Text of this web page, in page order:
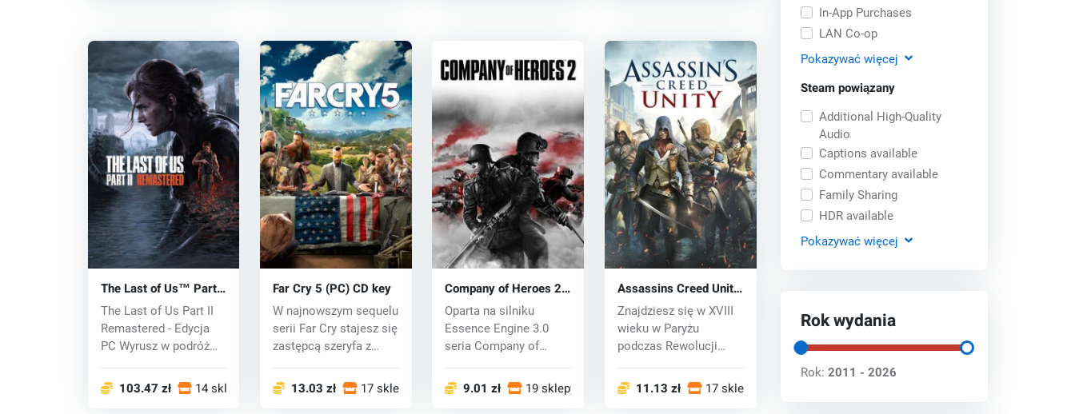
The Last of Us™ Part II
Remastered (PC) key
The Last of Us Part II
Remastered - Edycja
PC Wyrusz w podróż
103.47 zł 14 sklepy
Far Cry 5 (PC) CD key
W najnowszym sequelu
serii Far Cry stajesz się
zastępcą szeryfa z
13.03 zł 17 sklepy
Company of Heroes 2
(PC) CD key
Oparta na silniku
Essence Engine 3.0
seria Company of
u... 9.01 zł 19 sklepy
Assassins Creed Unity
(PC) CD key
Znajdziesz się w XVIII
wieku w Paryżu
podczas Rewolucji
11.13 zł 17 sklepy
In-App Purchases
LAN Co-op
Pokazywać więcej
Steam powiązany
Additional High-Quality
Audio
Captions available
Commentary available
Family Sharing
HDR available
Pokazywać więcej
Rok wydania
Rok:2011 - 2026